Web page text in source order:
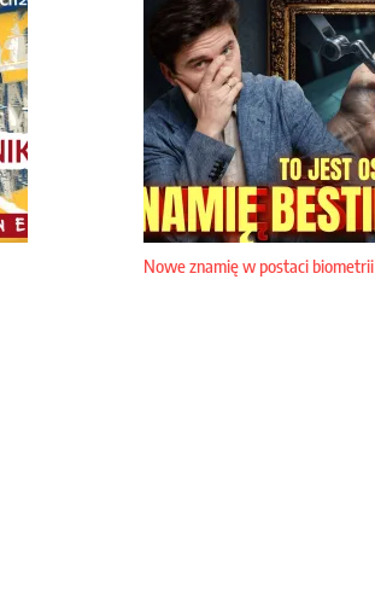
Nowe znamię w postaci biometrii